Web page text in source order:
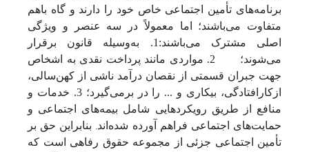
برنامه‌های تأمین اجتماعی خاص خود را دارند و گاه باهم
متفاوت می‌باشند؛ اما معمولاً در سه عنصر و ویژگی
اصلی مشترک می‌باشند:1. به‌وسیله قانون برقرار
می‌شوند؛
2. مواردی مانند پرداخت نقدی به اشخاص
جهت جبران قسمتی از نقصان درآمد ناشی از کهن‌سالی،
ازکارافتادگی، بیکاری و ... را در برمی‌گیرد؛ 3. خدمات و
منافع از طریق رویکردهایی شامل بیمه‌های اجتماعی و
حمایت‌های اجتماعی فراهم آورده شده‌اند. بنابراین حق بر
تأمین اجتماعی جزئی از مجموعه حقوق رفاهی است که